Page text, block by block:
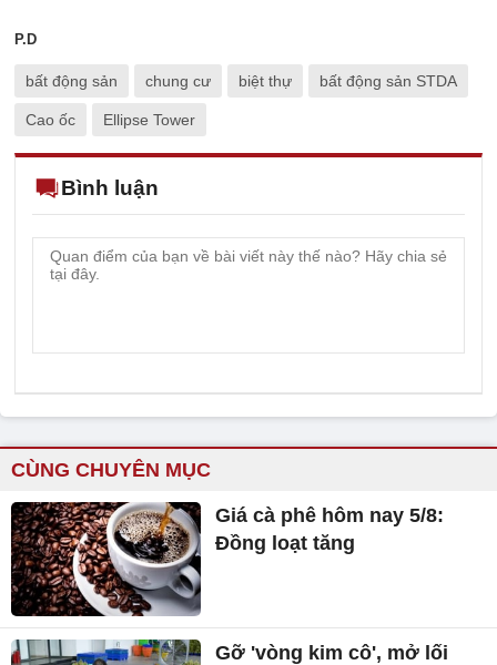
P.D
bất động sản chung cư biệt thự bất động sản STDA
Cao ốc Ellipse Tower
Bình luận
CÙNG CHUYÊN MỤC
Giá cà phê hôm nay 5/8:
Đồng loạt tăng
Gỡ 'vòng kim cô', mở lối